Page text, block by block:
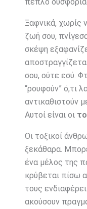
Ξαφνικά, χωρίς
ζωή σου,
σκέψη
σου, ούτε εσύ.
“ρουφούν” ό,τι
αντικαθιστούν
Αυτοί είναι οι
Οι τοξικοί
ξεκάθαρα.
ένα μέλος της
κρύβεται πίσω
τους
ακούσουν